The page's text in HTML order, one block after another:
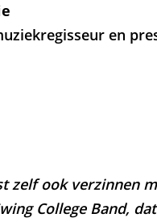
en
zelf ook verzinnen
College Band,